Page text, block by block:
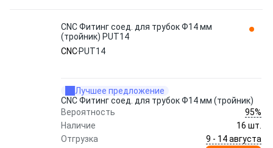
CNC Фитинг соед. для трубок Ф14 мм
(тройник) PUT14
CNC PUT14
Лучшее предложение
CNC Фитинг соед. для трубок Ф14 мм (тройник)
Вероятность
95%
Наличие
16 шт.
Отгрузка
9 - 14 августа